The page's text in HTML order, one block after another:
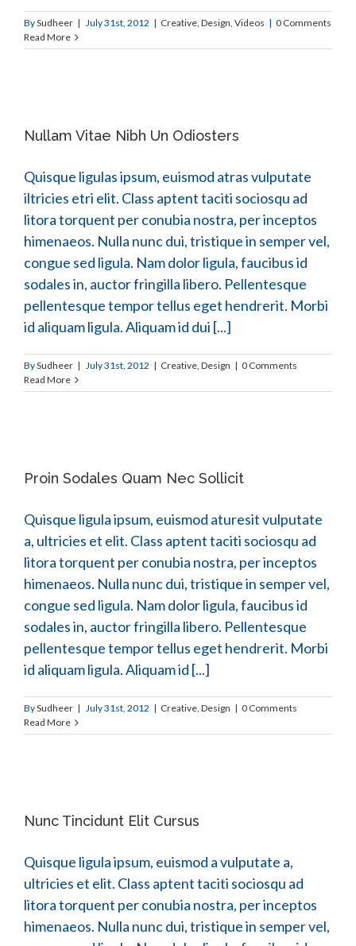
BySudheer | July 31st, 2012 | Creative, Design, Videos | 0 Comments
Read More
Nullam Vitae Nibh Un Odiosters
Quisque ligulas ipsum, euismod atras vulputate
iltricies etri elit. Class aptent taciti sociosqu ad
litora torquent per conubia nostra, per inceptos
himenaeos. Nulla nunc dui, tristique in semper vel,
congue sed ligula. Nam dolor ligula, faucibus id
sodales in, auctor fringilla libero. Pellentesque
pellentesque tempor tellus eget hendrerit. Morbi
id aliquam ligula. Aliquam id dui [...]
BySudheer | July 31st, 2012 | Creative, Design | 0 Comments
Read More
Proin Sodales Quam Nec Sollicit
Quisque ligula ipsum, euismod aturesit vulputate
a, ultricies et elit. Class aptent taciti sociosqu ad
litora torquent per conubia nostra, per inceptos
himenaeos. Nulla nunc dui, tristique in semper vel,
congue sed ligula. Nam dolor ligula, faucibus id
sodales in, auctor fringilla libero. Pellentesque
pellentesque tempor tellus eget hendrerit. Morbi
id aliquam ligula. Aliquam id [...]
BySudheer | July 31st, 2012 | Creative, Design | 0 Comments
Read More
Nunc Tincidunt Elit Cursus
Quisque ligula ipsum, euismod a vulputate a,
ultricies et elit. Class aptent taciti sociosqu ad
litora torquent per conubia nostra, per inceptos
himenaeos. Nulla nunc dui, tristique in semper vel,